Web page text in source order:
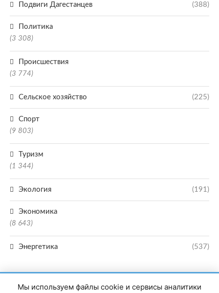
Подвиги Дагестанцев (388)
Политика
(3 308)
Происшествия
(3 774)
Сельское хозяйство (225)
Спорт
(9 803)
Туризм
(1 344)
Экология (191)
Экономика
(8 643)
Энергетика (537)
Мы используем файлы cookie и сервисы аналитики